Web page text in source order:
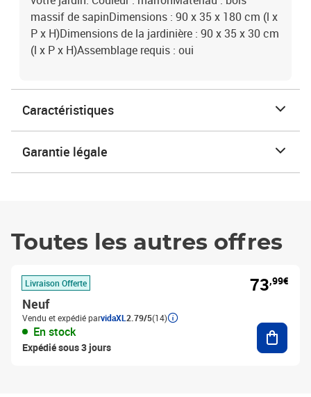
massif de sapinDimensions : 90 x 35 x 180 cm (l x
P x H)Dimensions de la jardinière : 90 x 35 x 30 cm
(l x P x H)Assemblage requis : oui
Caractéristiques
Garantie légale
Toutes les autres offres
Livraison Offerte
Neuf
Vendu et expédié parvidaXL 2.79/5(14)
En stock
Expédié sous 3 jours
73,99€